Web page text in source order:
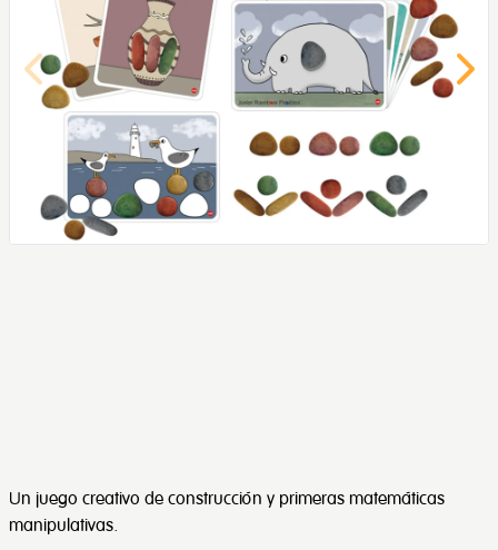
Un juego creativo de construcción y primeras matemáticas
manipulativas.